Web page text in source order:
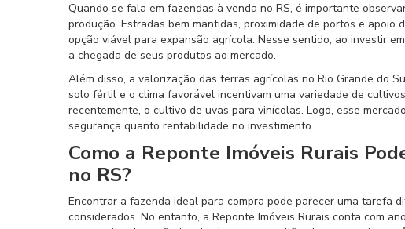
Quando se fala em fazendas à venda no RS, é importante
produção. Estradas bem mantidas, proximidade de portos e
opção viável para expansão agrícola. Nesse sentido, ao investir
a chegada de seus produtos ao mercado.
Além disso, a valorização das terras agrícolas no Rio Grande do
solo fértil e o clima favorável incentivam uma variedade de
recentemente, o cultivo de uvas para vinícolas. Logo, esse
segurança quanto rentabilidade no investimento.
Como a Reponte Imóveis Rurais
no RS?
Encontrar a fazenda ideal para compra pode parecer uma tarefa
considerados. No entanto, a Reponte Imóveis Rurais conta com